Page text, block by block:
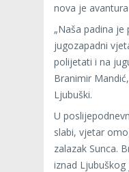
nova je
„Naša padina
jugozapadni
polijetati i na
Branimir
Ljubuški.
U
slabi, vjetar
zalazak Sunca.
iznad